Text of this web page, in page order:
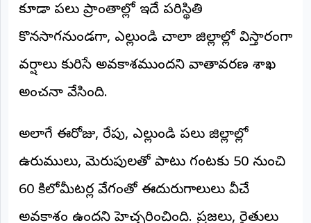
కూడా పలు ప్రాంతాల్లో ఇదే పరిస్థితి
కొనసాగనుండగా, ఎల్లుండి చాలా జిల్లాల్లో విస్తారంగా
వర్షాలు కురిసే అవకాశముందని వాతావరణ శాఖ
అంచనా వేసింది.
అలాగే ఈరోజు, రేపు, ఎల్లుండి పలు జిల్లాల్లో
ఉరుములు, మెరుపులతో పాటు గంటకు 50 నుంచి
60 కిలోమీటర్ల వేగంతో ఈదురుగాలులు వీచే
అవకాశం ఉందని హెచ్చరించింది. ప్రజలు, రైతులు